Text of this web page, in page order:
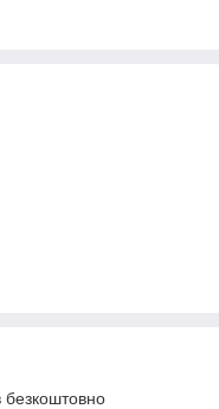
безкоштовно